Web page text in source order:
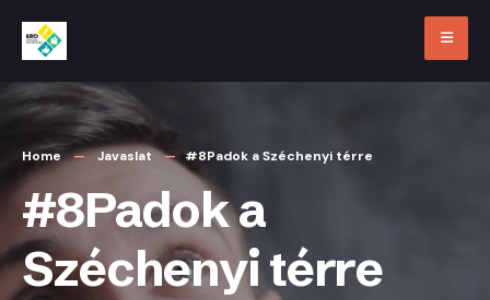
Skip
content
Home Javaslat #8Padok a Széchenyi térre
#8Padok a
Széchenyi térre